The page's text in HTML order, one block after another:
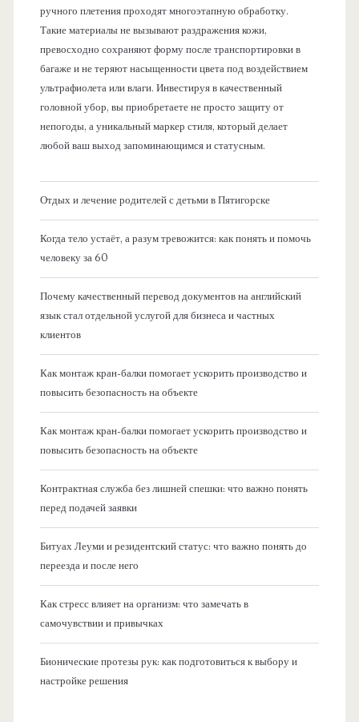
ручного плетения проходят многоэтапную обработку.
Такие материалы не вызывают раздражения кожи,
превосходно сохраняют форму после транспортировки в
багаже и не теряют насыщенности цвета под воздействием
ультрафиолета или влаги. Инвестируя в качественный
головной убор, вы приобретаете не просто защиту от
непогоды, а уникальный маркер стиля, который делает
любой ваш выход запоминающимся и статусным.
Отдых и лечение родителей с детьми в Пятигорске
Когда тело устаёт, а разум тревожится: как понять и помочь
человеку за 60
Почему качественный перевод документов на английский
язык стал отдельной услугой для бизнеса и частных
клиентов
Как монтаж кран-балки помогает ускорить производство и
повысить безопасность на объекте
Как монтаж кран-балки помогает ускорить производство и
повысить безопасность на объекте
Контрактная служба без лишней спешки: что важно понять
перед подачей заявки
Битуах Леуми и резидентский статус: что важно понять до
переезда и после него
Как стресс влияет на организм: что замечать в
самочувствии и привычках
Бионические протезы рук: как подготовиться к выбору и
настройке решения